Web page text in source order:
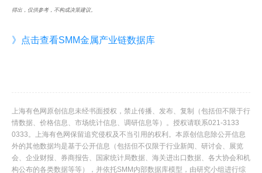
得出，仅供参考，不构成决策建议。
》点击查看SMM金属产业链数据库
上海有色网原创信息未经书面授权，禁止传播、发布、复制（包括但不限于行
情数据、价格信息、市场统计信息、调研信息等）。授权请联系021-3133
0333。上海有色网保留追究侵权及不当引用的权利。本原创信息除公开信息
外的其他数据均是基于公开信息（包括但不仅限于行业新闻、研讨会、展览
会、企业财报、券商报告、国家统计局数据、海关进出口数据、各大协会和机
构公布的各类数据等等），并依托SMM内部数据库模型，由研究小组进行综